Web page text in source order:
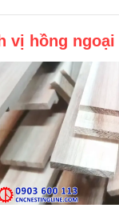
vị hồng ngoại